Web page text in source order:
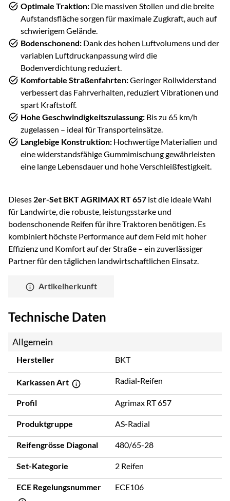
Optimale Traktion: Die massiven Stollen und die breite
Aufstandsfläche sorgen für maximale Zugkraft, auch auf
schwierigem Gelände.
Bodenschonend: Dank des hohen Luftvolumens und der
variablen Luftdruckanpassung wird die
Bodenverdichtung reduziert.
Komfortable Straßenfahrten:Geringer Rollwiderstand
verbessert das Fahrverhalten, reduziert Vibrationen und
spart Kraftstoff.
Hohe Geschwindigkeitszulassung: Bis zu 65 km/h
zugelassen – ideal für Transporteinsätze.
Langlebige Konstruktion: Hochwertige Materialien und
eine widerstandsfähige Gummimischung gewährleisten
eine lange Lebensdauer und hohe Verschleißfestigkeit.
Dieses 2er-Set BKT AGRIMAX RT 657 ist die ideale Wahl
für Landwirte, die robuste, leistungsstarke und
bodenschonende Reifen für ihre Traktoren benötigen. Es
kombiniert höchste Performance auf dem Feld mit hoher
Effizienz und Komfort auf der Straße – ein zuverlässiger
Partner für den täglichen landwirtschaftlichen Einsatz.
Artikelherkunft
Technische Daten
Allgemein
Hersteller BKT
Karkassen Art Radial-Reifen
Profil Agrimax RT 657
Produktgruppe AS-Radial
Reifengrösse Diagonal 480/65-28
Set-Kategorie 2 Reifen
ECE Regelungsnummer ECE106